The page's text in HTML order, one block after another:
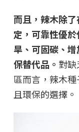
而且，辣木除
定，可靠性優
旱、可固碳、
保替代品。 對
區而言，辣木
且環保的選擇。